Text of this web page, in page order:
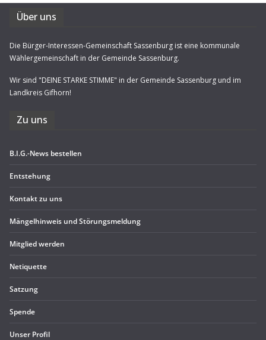
Über uns
Die Bürger-Interessen-Gemeinschaft Sassenburg ist eine kommunale
Wählergemeinschaft in der Gemeinde Sassenburg.
Wir sind "DEINE STARKE STIMME" in der Gemeinde Sassenburg und im
Landkreis Gifhorn!
Zu uns
B.I.G.-News bestel­len
Ent­ste­hung
Kon­takt zu uns
Män­gel­hin­weis und Störungsmeldung
Mit­glied werden
Neti­quette
Sat­zung
Spende
Unser Pro­fil